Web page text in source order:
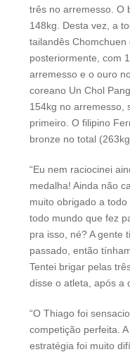
três no arremesso. O
148kg. Desta vez, a
tailandês
posteriormente, com
arremesso e o ouro
coreano Un Chol
154kg no arremesso,
primeiro. O filipino
bronze no total
“Eu nem raciocinei
medalha! Ainda não
muito obrigado a
todo mundo que fez
pra isso, né? A gente
passado, então
Tentei brigar pelas
disse o atleta, após a
“O Thiago foi
competição perfeita.
estratégia foi muito